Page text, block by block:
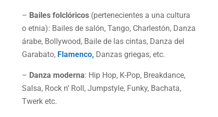
– Bailes folclóricos(pertenecientes a una cultura
o etnia): Bailes de salón, Tango, Charlestón, Danza
árabe, Bollywood, Baile de las cintas, Danza del
Garabato, Flamenco, Danzas griegas, etc.
– Danza moderna: Hip Hop, K-Pop, Breakdance,
Salsa, Rock n’ Roll, Jumpstyle, Funky, Bachata,
Twerk etc.